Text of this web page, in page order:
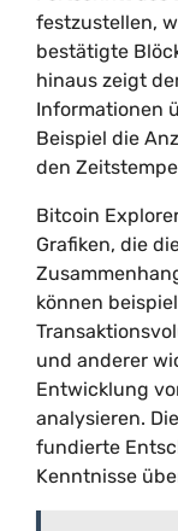
festzustellen,
bestätigte
hinaus zeigt
Informationen
Beispiel die
den
Bitcoin
Grafiken, die
können
und anderer
Entwicklung
analysieren.
fundierte
Kenntnisse